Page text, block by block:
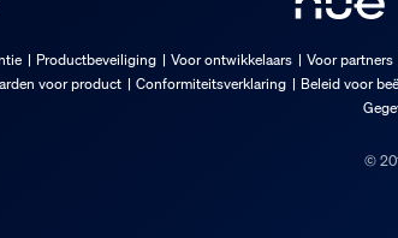
Productbeveiliging Voor ontwikkelaars Voor partners
voor product
Conformiteitsverklaring Beleid voor
©